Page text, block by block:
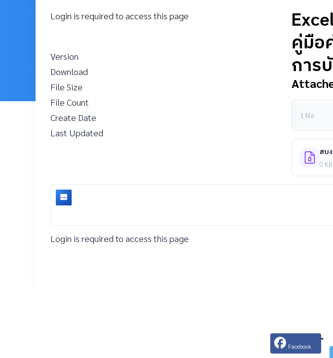
Login is required to access this page
Version
Download
File Size
File Count
Create Date
Last Updated
คู่มือ
การ
1 file
สบ
0 KB
Login is required to access this page
Facebook